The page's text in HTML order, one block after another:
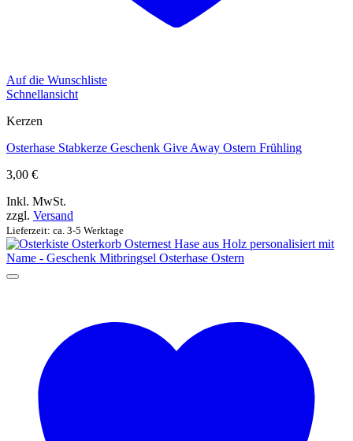
Auf die Wunschliste
Schnellansicht
Kerzen
Osterhase Stabkerze Geschenk Give Away Ostern Frühling
3,00 €
Inkl. MwSt.
zzgl. Versand
Lieferzeit: ca. 3-5 Werktage